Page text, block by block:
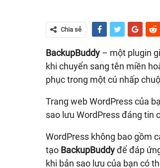
Chia sẻ
BackupBuddy – một plugin
khi chuyển sang tên miền
phục trong một cú nhấp
Trang web WordPress của
sao lưu WordPress đáng tin
WordPress không bao gồm
tạo BackupBuddyđể đáp
khi bản sao lưu của bạn có